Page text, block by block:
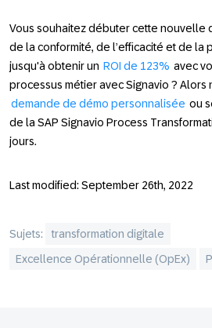
Vous souhaitez débuter cette nouvelle
de la conformité, de l’efficacité et de la
jusqu'à obtenir un ROI de 123% avec
processus métier avec Signavio ? Alors
demande de démo personnalisée ou
de la SAP Signavio Process
jours.
Last modified: September 26th, 2022
Sujets:
transformation digitale
Excellence Opérationnelle (OpEx)